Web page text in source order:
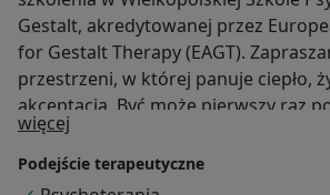
Gestalt, akredytowanej przez
for Gestalt Therapy (EAGT).
przestrzeni, w której panuje ciepło,
akceptacja. Być może pierwszy raz
naprawdę wysłuchanym, zobaczonym
przyjętym człowiekiem. Zmiana nie
przymusu i presji. Zmiana rodzi się
więcej
Podejście terapeutyczne